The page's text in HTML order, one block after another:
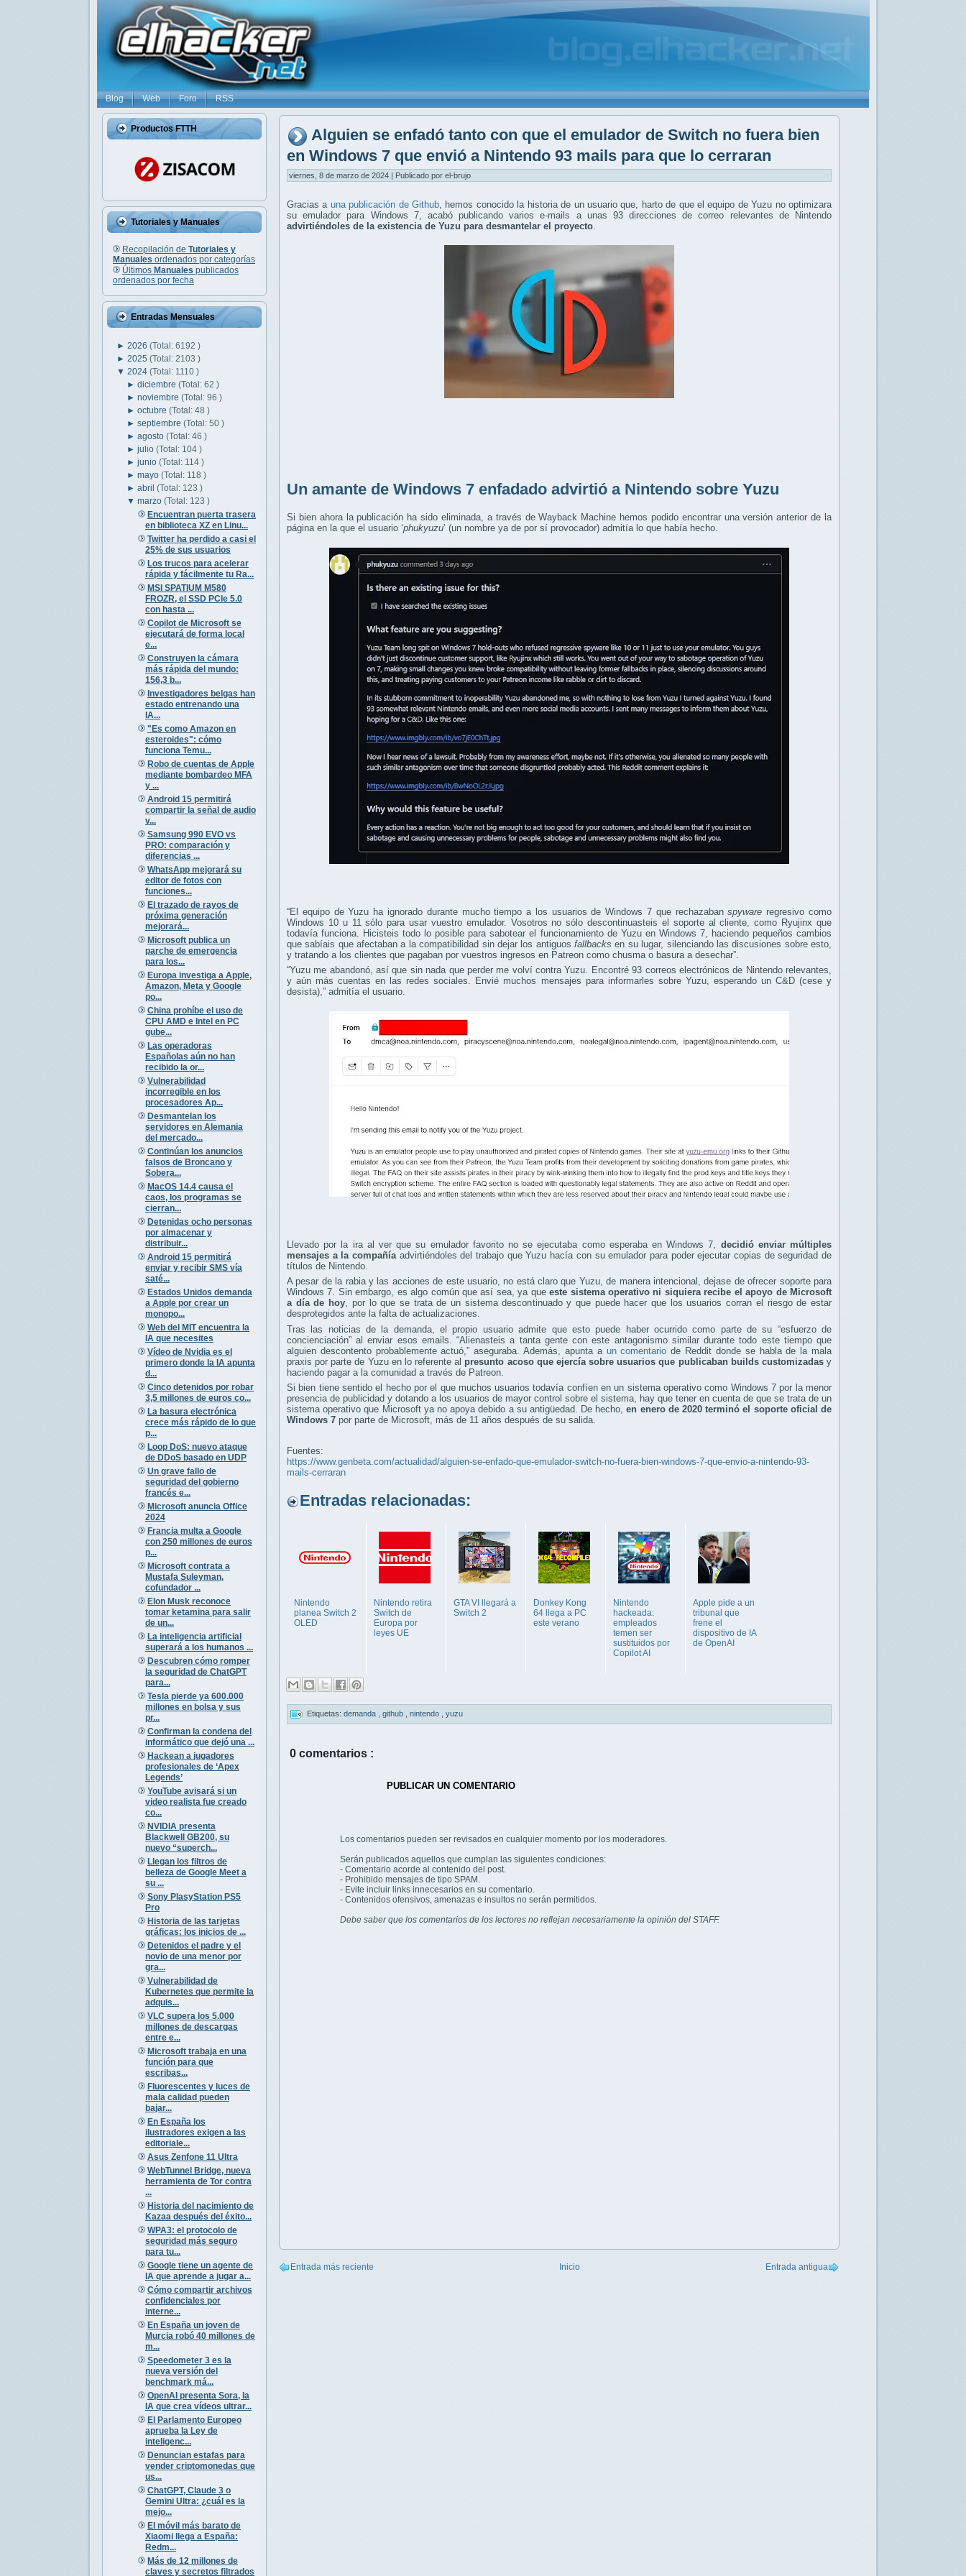
Blog Web Foro RSS
Productos FTTH
Tutoriales y Manuales
Recopilación de Tutoriales y
Manuales ordenados por categorías
Últimos Manuales publicados
ordenados por fecha
Entradas Mensuales
► 2026 (Total: 6192 )
► 2025 (Total: 2103 )
▼ 2024 (Total: 1110 )
►diciembre(Total: 62 )
►noviembre(Total: 96 )
►octubre(Total: 48 )
►septiembre(Total: 50 )
►agosto(Total: 46 )
►julio(Total: 104 )
►junio(Total: 114 )
►mayo(Total: 118 )
►abril(Total: 123 )
▼marzo(Total: 123 )
Encuentran puerta trasera
en biblioteca XZ en Linu...
Twitter ha perdido a casi el
25% de sus usuarios
Los trucos para acelerar
rápida y fácilmente tu Ra...
MSI SPATIUM M580
FROZR, el SSD PCIe 5.0
con hasta ...
Copilot de Microsoft se
ejecutará de forma local
e...
Construyen la cámara
más rápida del mundo:
156,3 b...
Investigadores belgas han
estado entrenando una
IA...
"Es como Amazon en
esteroides": cómo
funciona Temu...
Robo de cuentas de Apple
mediante bombardeo MFA
y ...
Android 15 permitirá
compartir la señal de audio
v...
Samsung 990 EVO vs
PRO: comparación y
diferencias ...
WhatsApp mejorará su
editor de fotos con
funciones...
El trazado de rayos de
próxima generación
mejorará...
Microsoft publica un
parche de emergencia
para los...
Europa investiga a Apple,
Amazon, Meta y Google
po...
China prohíbe el uso de
CPU AMD e Intel en PC
gube...
Las operadoras
Españolas aún no han
recibido la or...
Vulnerabilidad
incorregible en los
procesadores Ap...
Desmantelan los
servidores en Alemania
del mercado...
Continúan los anuncios
falsos de Broncano y
Sobera...
MacOS 14.4 causa el
caos, los programas se
cierran...
Detenidas ocho personas
por almacenar y
distribuir...
Android 15 permitirá
enviar y recibir SMS vía
saté...
Estados Unidos demanda
a Apple por crear un
monopo...
Web del MIT encuentra la
IA que necesites
Vídeo de Nvidia es el
primero donde la IA apunta
d...
Cinco detenidos por robar
3,5 millones de euros co...
La basura electrónica
crece más rápido de lo que
p...
Loop DoS: nuevo ataque
de DDoS basado en UDP
Un grave fallo de
seguridad del gobierno
francés e...
Microsoft anuncia Office
2024
Francia multa a Google
con 250 millones de euros
p...
Microsoft contrata a
Mustafa Suleyman,
cofundador ...
Elon Musk reconoce
tomar ketamina para salir
de un...
La inteligencia artificial
superará a los humanos ...
Descubren cómo romper
la seguridad de ChatGPT
para...
Tesla pierde ya 600.000
millones en bolsa y sus
pr...
Confirman la condena del
informático que dejó una ...
Hackean a jugadores
profesionales de ‘Apex
Legends’
YouTube avisará si un
video realista fue creado
co...
NVIDIA presenta
Blackwell GB200, su
nuevo “superch...
Llegan los filtros de
belleza de Google Meet a
su ...
Sony PlasyStation PS5
Pro
Historia de las tarjetas
gráficas: los inicios de ...
Detenidos el padre y el
novio de una menor por
gra...
Vulnerabilidad de
Kubernetes que permite la
adquis...
VLC supera los 5.000
millones de descargas
entre e...
Microsoft trabaja en una
función para que
escribas...
Fluorescentes y luces de
mala calidad pueden
bajar...
En España los
ilustradores exigen a las
editoriale...
Asus Zenfone 11 Ultra
WebTunnel Bridge, nueva
herramienta de Tor contra
...
Historia del nacimiento de
Kazaa después del éxito...
WPA3: el protocolo de
seguridad más seguro
para tu...
Google tiene un agente de
IA que aprende a jugar a...
Cómo compartir archivos
confidenciales por
interne...
En España un joven de
Murcia robó 40 millones de
m...
Speedometer 3 es la
nueva versión del
benchmark má...
OpenAI presenta Sora, la
IA que crea vídeos ultrar...
El Parlamento Europeo
aprueba la Ley de
inteligenc...
Denuncian estafas para
vender criptomonedas que
us...
ChatGPT, Claude 3 o
Gemini Ultra: ¿cuál es la
mejo...
El móvil más barato de
Xiaomi llega a España:
Redm...
Más de 12 millones de
claves y secretos filtrados
Alguien se enfadó tanto con que el emulador de Switch no fuera bien
en Windows 7 que envió a Nintendo 93 mails para que lo cerraran
viernes, 8 de marzo de 2024 | Publicado por el-brujo
Gracias a una publicación de Github , hemos conocido la historia de un usuario que, harto de que el equipo de Yuzu no optimizara
su emulador para Windows 7, acabó publicando varios e-mails a unas 93 direcciones de correo relevantes de Nintendo
advirtiéndoles de la existencia de Yuzu para desmantelar el proyecto
Un amante de Windows 7 enfadado advirtió a Nintendo sobre Yuzu
Si bien ahora la publicación ha sido eliminada, a través de Wayback Machine hemos podido encontrar una versión anterior de la
página en la que el usuario ‘phukyuzu’ (un nombre ya de por sí provocador) admitía lo que había hecho.
“El equipo de Yuzu ha ignorado durante mucho tiempo a los usuarios de Windows 7 que rechazabanspyware regresivo como
Windows 10 u 11 sólo para usar vuestro emulador. Vosotros no sólo descontinuasteis el soporte al cliente, como Ryujinx que
todavía funciona. Hicisteis todo lo posible para sabotear el funcionamiento de Yuzu en Windows 7, haciendo pequeños cambios
que sabíais que afectaban a la compatibilidad sin dejar los antiguosfallbacksen su lugar, silenciando las discusiones sobre esto,
y tratando a los clientes que pagaban por vuestros ingresos en Patreon como chusma o basura a desechar”.
“Yuzu me abandonó, así que sin nada que perder me volví contra Yuzu. Encontré 93 correos electrónicos de Nintendo relevantes,
y aún más cuentas en las redes sociales. Envié muchos mensajes para informarles sobre Yuzu, esperando un C&D (cese y
desista),” admitía el usuario.
Llevado por la ira al ver que su emulador favorito no se ejecutaba como esperaba en Windows 7, decidió enviar múltiples
mensajes a la compañía advirtiéndoles del trabajo que Yuzu hacía con su emulador para poder ejecutar copias de seguridad de
títulos de Nintendo.
A pesar de la rabia y las acciones de este usuario, no está claro que Yuzu, de manera intencional, dejase de ofrecer soporte para
Windows 7. Sin embargo, es algo común que así sea, ya queeste sistema operativo ni siquiera recibe el apoyo de Microsoft
a día de hoy, por lo que se trata de un sistema descontinuado y que puede hacer que los usuarios corran el riesgo de estar
desprotegidos ante la falta de actualizaciones.
Tras las noticias de la demanda, el propio usuario admite que esto puede haber ocurrido como parte de su “esfuerzo de
concienciación” al enviar esos emails. “Alienasteis a tanta gente con este antagonismo similar durante todo este tiempo que
alguien descontento probablemente actuó,” aseguraba. Además, apunta a un comentario de Reddit donde se habla de la mala
praxis por parte de Yuzu en lo referente al presunto acoso que ejercía sobre usuarios que publicaban builds customizadasy
haciendo pagar a la comunidad a través de Patreon.
Si bien tiene sentido el hecho por el que muchos usuarios todavía confíen en un sistema operativo como Windows 7 por la menor
presencia de publicidad y dotando a los usuarios de mayor control sobre el sistema, hay que tener en cuenta de que se trata de un
sistema operativo que Microsoft ya no apoya debido a su antigüedad. De hecho,en enero de 2020 terminó el soporte oficial de
Windows 7 por parte de Microsoft, más de 11 años después de su salida.
Fuentes:
https://www.genbeta.com/actualidad/alguien-se-enfado-que-emulador-switch-no-fuera-bien-windows-7-que-envio-a-nintendo-93-
mails-cerraran
Entradas relacionadas:
Nintendo
planea Switch 2
OLED
Nintendo retira
Switch de
Europa por
leyes UE
GTA VI llegará a
Switch 2
Donkey Kong
64 llega a PC
este verano
Nintendo
hackeada:
empleados
temen ser
sustituidos por
Copilot AI
Apple pide a un
tribunal que
frene el
dispositivo de IA
de OpenAI
Etiquetas: demanda github nintendo yuzu
0 comentarios :
PUBLICAR UN COMENTARIO
Los comentarios pueden ser revisados en cualquier momento por los moderadores.
Serán publicados aquellos que cumplan las siguientes condiciones:
- Comentario acorde al contenido del post.
- Prohibido mensajes de tipo SPAM.
- Evite incluir links innecesarios en su comentario.
- Contenidos ofensivos, amenazas e insultos no serán permitidos.
Debe saber que los comentarios de los lectores no reflejan necesariamente la opinión del STAFF.
Entrada más reciente Entrada antigua
Inicio